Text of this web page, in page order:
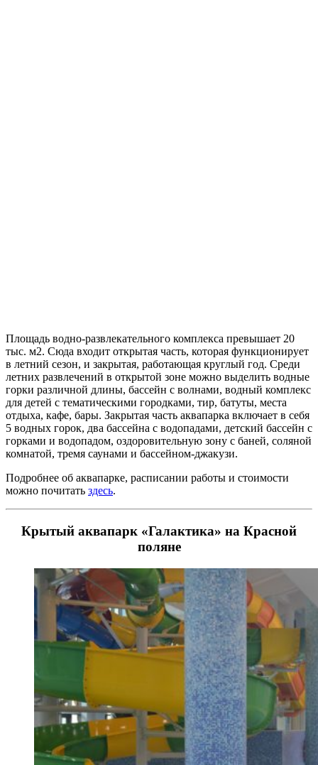
Площадь водно-развлекательного комплекса превышает 20
тыс. м2. Сюда входит открытая часть, которая функционирует
в летний сезон, и закрытая, работающая круглый год. Среди
летних развлечений в открытой зоне можно выделить водные
горки различной длины, бассейн с волнами, водный комплекс
для детей с тематическими городками, тир, батуты, места
отдыха, кафе, бары. Закрытая часть аквапарка включает в себя
5 водных горок, два бассейна с водопадами, детский бассейн с
горками и водопадом, оздоровительную зону с баней, соляной
комнатой, тремя саунами и бассейном-джакузи.
Подробнее об аквапарке, расписании работы и стоимости
можно почитать здесь.
Крытый аквапарк «Галактика» на Красной
поляне